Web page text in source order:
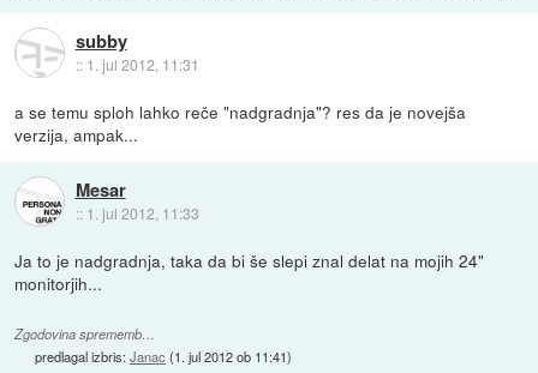
subby
:: 1. jul 2012, 11:31
a se temu sploh lahko reče "nadgradnja"? res da je novejša
verzija, ampak...
Mesar
:: 1. jul 2012, 11:33
Ja to je nadgradnja, taka da bi še slepi znal delat na mojih 24"
monitorjih...
Zgodovina sprememb…
predlagal izbris:Janac (1. jul 2012 ob 11:41)